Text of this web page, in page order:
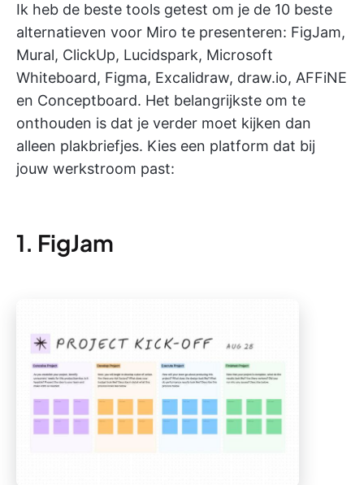
Ik heb de beste tools getest om je de 10 beste
alternatieven voor Miro te presenteren: FigJam,
Mural, ClickUp, Lucidspark, Microsoft
Whiteboard, Figma, Excalidraw, draw.io, AFFiNE
en Conceptboard. Het belangrijkste om te
onthouden is dat je verder moet kijken dan
alleen plakbriefjes. Kies een platform dat bij
jouw werkstroom past:
1. FigJam